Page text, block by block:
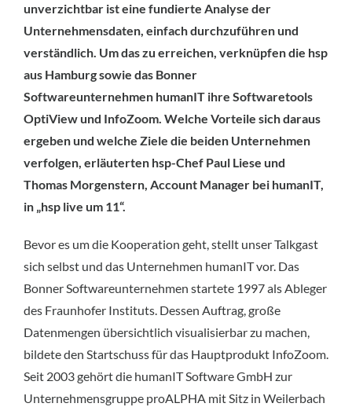
unverzichtbar ist eine fundierte Analyse der
Unternehmensdaten, einfach durchzuführen und
verständlich. Um das zu erreichen, verknüpfen die hsp
aus Hamburg sowie das Bonner
Softwareunternehmen humanIT ihre Softwaretools
OptiView und InfoZoom. Welche Vorteile sich daraus
ergeben und welche Ziele die beiden Unternehmen
verfolgen, erläuterten hsp-Chef Paul Liese und
Thomas Morgenstern, Account Manager bei humanIT,
in „hsp live um 11“.
Bevor es um die Kooperation geht, stellt unser Talkgast
sich selbst und das Unternehmen humanIT vor. Das
Bonner Softwareunternehmen startete 1997 als Ableger
des Fraunhofer Instituts. Dessen Auftrag, große
Datenmengen übersichtlich visualisierbar zu machen,
bildete den Startschuss für das Hauptprodukt InfoZoom.
Seit 2003 gehört die humanIT Software GmbH zur
Unternehmensgruppe proALPHA mit Sitz in Weilerbach